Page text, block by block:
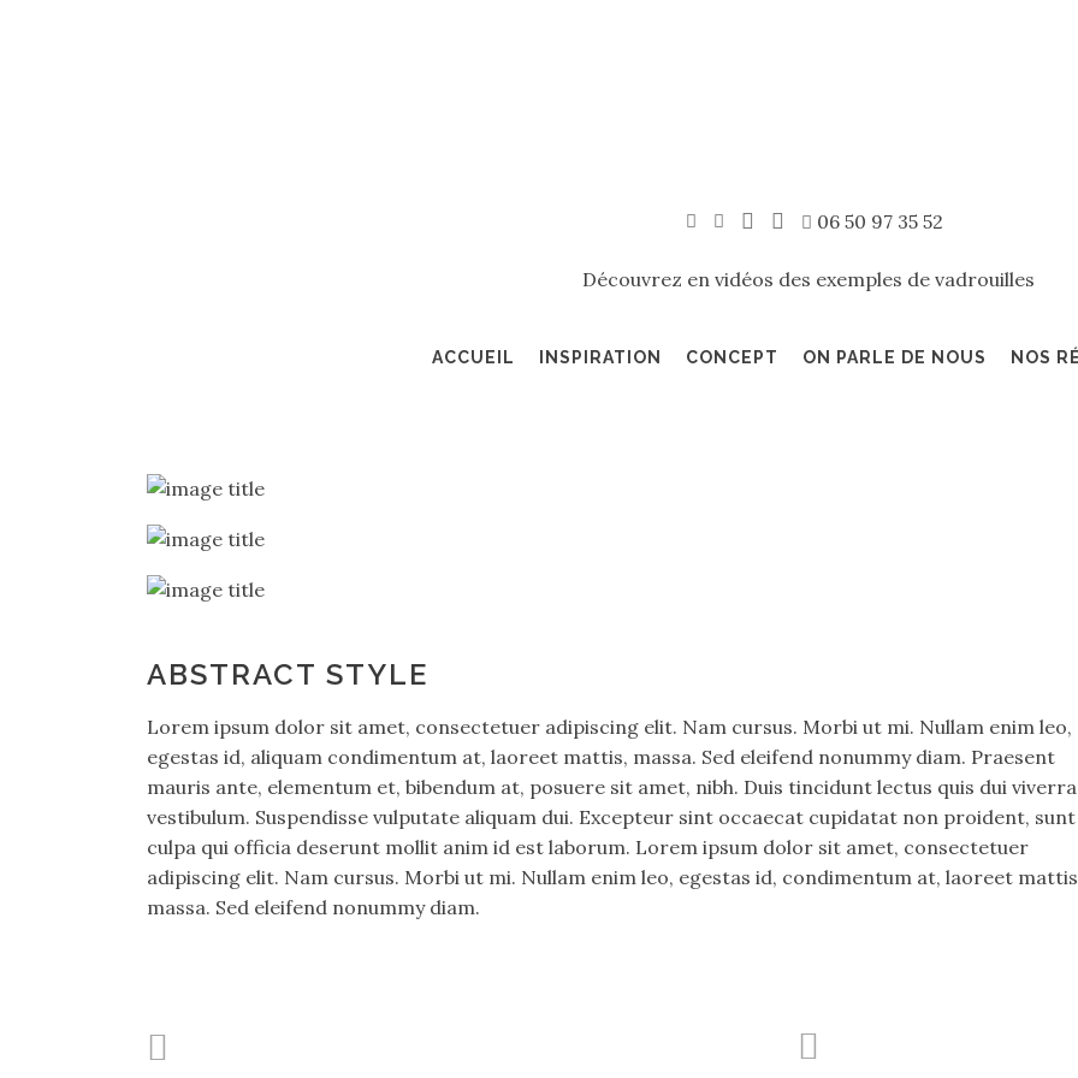
06 50 97 35 52
Découvrez en vidéos des exemples de vadrouilles
ACCUEIL INSPIRATION CONCEPT ON PARLE DE NOUS NOS
ABSTRACT STYLE
Lorem ipsum dolor sit amet, consectetuer adipiscing elit. Nam cursus. Morbi ut mi. Nullam enim leo,
egestas id, aliquam condimentum at, laoreet mattis, massa. Sed eleifend nonummy diam. Praesent
mauris ante, elementum et, bibendum at, posuere sit amet, nibh. Duis tincidunt lectus quis dui viverra
vestibulum. Suspendisse vulputate aliquam dui. Excepteur sint occaecat cupidatat non proident,
culpa qui officia deserunt mollit anim id est laborum. Lorem ipsum dolor sit amet, consectetuer
adipiscing elit. Nam cursus. Morbi ut mi. Nullam enim leo, egestas id, condimentum at, laoreet
massa. Sed eleifend nonummy diam.